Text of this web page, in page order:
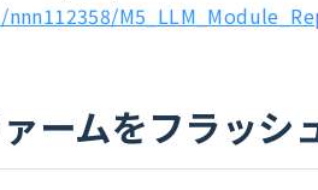
ームをフラッシ